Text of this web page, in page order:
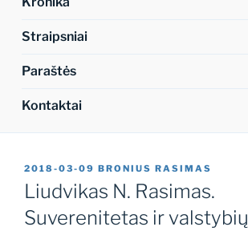
Straipsniai
Paraštės
Kontaktai
PASKELBTA
2018-03-09 BRONIUS RASIMAS
Liudvikas N. Rasimas.
Suverenitetas ir valstybių